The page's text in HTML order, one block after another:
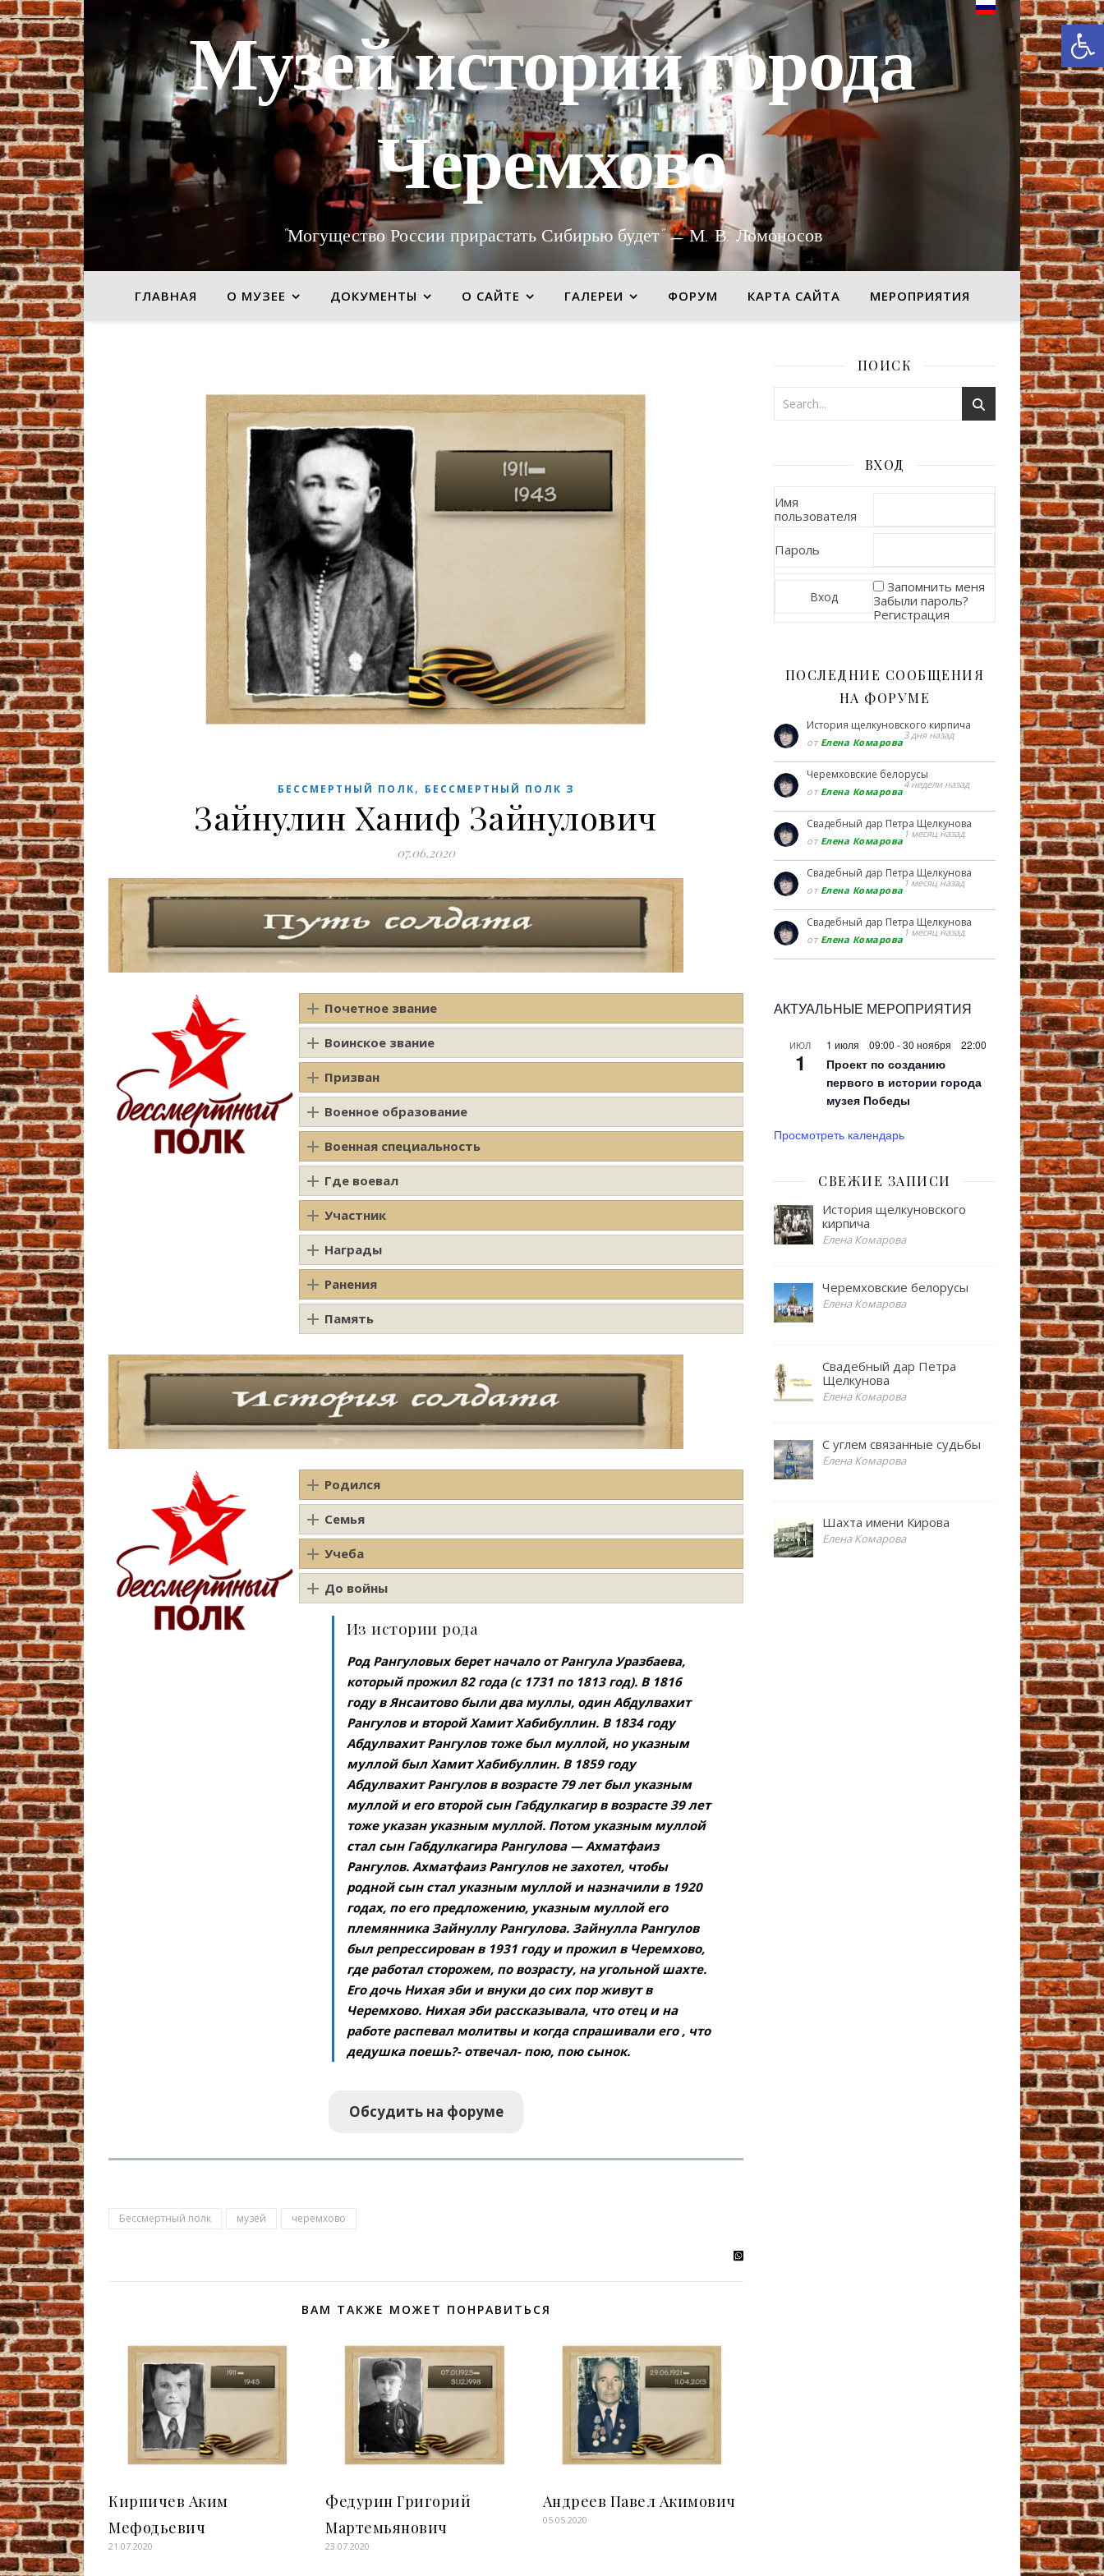
Музей истории города
Черемхово
"Могущество России прирастать Сибирью будет" — М. В. Ломоносов
ГЛАВНАЯ О МУЗЕЕ ДОКУМЕНТЫ О САЙТЕ ГАЛЕРЕИ ФОРУМ КАРТА САЙТА МЕРОПРИЯТИЯ
БЕССМЕРТНЫЙ ПОЛК, БЕССМЕРТНЫЙ ПОЛК З
Зайнулин Ханиф Зайнулович
07.06.2020
Почетное звание
Воинское звание
Призван
Военное образование
Военная специальность
Где воевал
Участник
Награды
Ранения
Память
Родился
Семья
Учеба
До войны
Из истории рода
Род Рангуловых берет начало от Рангула Уразбаева,
который прожил 82 года (с 1731 по 1813 год). В 1816
году в Янсаитово были два муллы, один Абдулвахит
Рангулов и второй Хамит Хабибуллин. В 1834 году
Абдулвахит Рангулов тоже был муллой, но указным
муллой был Хамит Хабибуллин. В 1859 году
Абдулвахит Рангулов в возрасте 79 лет был указным
муллой и его второй сын Габдулкагир в возрасте 39 лет
тоже указан указным муллой. Потом указным муллой
стал сын Габдулкагира Рангулова — Ахматфаиз
Рангулов. Ахматфаиз Рангулов не захотел, чтобы
родной сын стал указным муллой и назначили в 1920
годах, по его предложению, указным муллой его
племянника Зайнуллу Рангулова. Зайнулла Рангулов
был репрессирован в 1931 году и прожил в Черемхово,
где работал сторожем, по возрасту, на угольной шахте.
Его дочь Нихая эби и внуки до сих пор живут в
Черемхово. Нихая эби рассказывала, что отец и на
работе распевал молитвы и когда спрашивали его , что
дедушка поешь?- отвечал- пою, пою сынок.
Обсудить на форуме
Бессмертный полк музей черемхово
ВАМ ТАКЖЕ МОЖЕТ ПОНРАВИТЬСЯ
Кирпичев Аким
Мефодьевич
21.07.2020
Федурин Григорий
Мартемьянович
23.07.2020
Андреев Павел Акимович
05.05.2020
ПОИСК
ВХОД
Имя
пользователя
Пароль
Запомнить меня
Забыли пароль?
Регистрация
ПОСЛЕДНИЕ СООБЩЕНИЯ
НА ФОРУМЕ
История щелкуновского кирпича
от Елена Комарова
3 дня назад
Черемховские белорусы
от Елена Комарова
4 недели назад
Свадебный дар Петра Щелкунова
от Елена Комарова
1 месяц назад
Свадебный дар Петра Щелкунова
от Елена Комарова
1 месяц назад
Свадебный дар Петра Щелкунова
от Елена Комарова
1 месяц назад
АКТУАЛЬНЫЕ МЕРОПРИЯТИЯ
ИЮЛ
1
1 июля 09:00 -30 ноября 22:00
Проект по созданию
первого в истории города
музея Победы
Просмотреть календарь
СВЕЖИЕ ЗАПИСИ
История щелкуновского
кирпича
Елена Комарова
Черемховские белорусы
Елена Комарова
Свадебный дар Петра
Щелкунова
Елена Комарова
С углем связанные судьбы
Елена Комарова
Шахта имени Кирова
Елена Комарова